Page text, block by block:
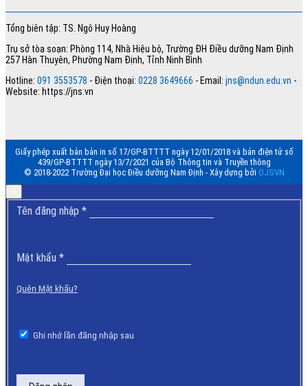
Tổng biên tập: TS. Ngô Huy Hoàng
Trụ sở tòa soạn: Phòng 114, Nhà Hiệu bộ, Trường ĐH Điều dưỡng Nam Định
257 Hàn Thuyên, Phường Nam Định, Tỉnh Ninh Bình
Hotline: 091 3553578 - Điện thoại: 0228 3649666 - Email: jns@ndun.edu.vn -
Website: https://jns.vn
Giấy phép xuất bản bản in số 17/GP-BTTTT ngày 12/01/2018 và bản điện tử số
439/GP-BTTTT ngày 13/7/2021 của Bộ Thông tin và Truyền thông
© 2018-2022 Trường Đại học Điều dưỡng Nam Định - Xây dựng bởi OJSVN
Tên đăng nhập *
Mật khẩu *
Quên Mật khẩu?
Ghi nhớ lần đăng nhập sau